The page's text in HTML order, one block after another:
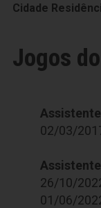
Cidade
Jogos
02/03/
26/10/
01/06/